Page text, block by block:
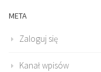
META
Zaloguj się
Kanał wpisów